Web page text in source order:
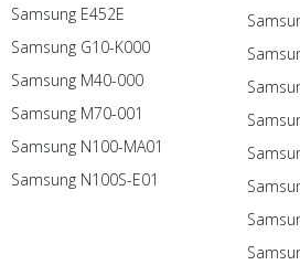
Samsung E452E
Samsung G10-K000
Samsung M40-000
Samsung M70-001
Samsung N100-MA01
Samsung N100S-E01